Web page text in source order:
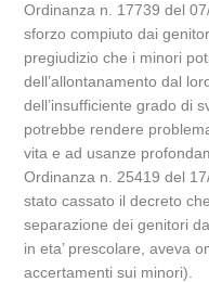
Ordinanza n. 17739 del
sforzo compiuto dai
pregiudizio che i minori
dell’allontanamento dal
dell’insufficiente grado di
potrebbe rendere
vita e ad usanze
Ordinanza n. 25419 del
stato cassato il decreto
separazione dei genitori
in eta’ prescolare, aveva
accertamenti sui minori).